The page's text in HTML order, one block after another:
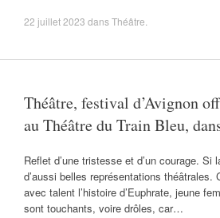
22 juillet 2023 dansThéâtre
Théâtre, festival d’Avignon
au Théâtre du Train Bleu,
Reflet d’une tristesse et d’un courage.
d’aussi belles représentations
avec talent l’histoire d’Euphrate, jeune
sont touchants, voire drôles, car…